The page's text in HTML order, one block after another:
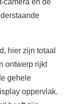
camera en de
hier zijn totaal
ontwerp rijkt
gehele
oppervlak.